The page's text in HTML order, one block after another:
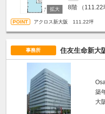
8階 （111.22
アクロス新大阪 111.22坪
事務所 住友生命新大
築
大